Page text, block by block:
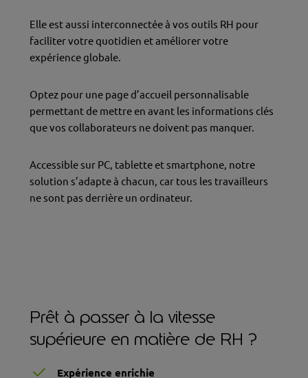
Elle est aussi interconnectée à vos outils RH pour
faciliter votre quotidien et améliorer votre
expérience globale.
Optez pour une page d’accueil personnalisable
permettant de mettre en avant les informations clés
que vos collaborateurs ne doivent pas manquer.
Accessible sur PC, tablette et smartphone, notre
solution s’adapte à chacun, car tous les travailleurs
ne sont pas derrière un ordinateur.
Prêt à passer à la vitesse
supérieure en matière de RH ?
Expérience enrichie